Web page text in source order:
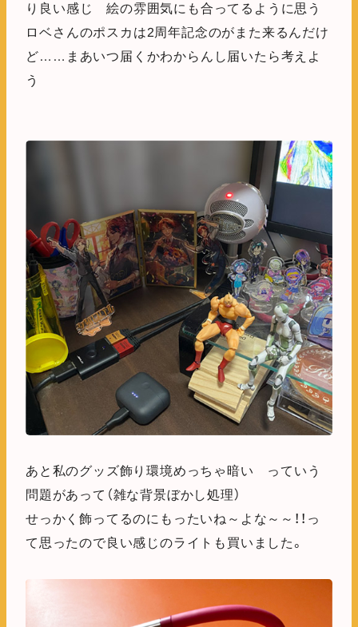
り良い感じ 絵の雰囲気にも合ってるように思う
ロベさんのポスカは2周年記念のがまた来るんだけ
ど……まあいつ届くかわからんし届いたら考えよ
う
あと私のグッズ飾り環境めっちゃ暗い っていう
問題があって（雑な背景ぼかし処理）
せっかく飾ってるのにもったいね～よな～～！！っ
て思ったので良い感じのライトも買いました。